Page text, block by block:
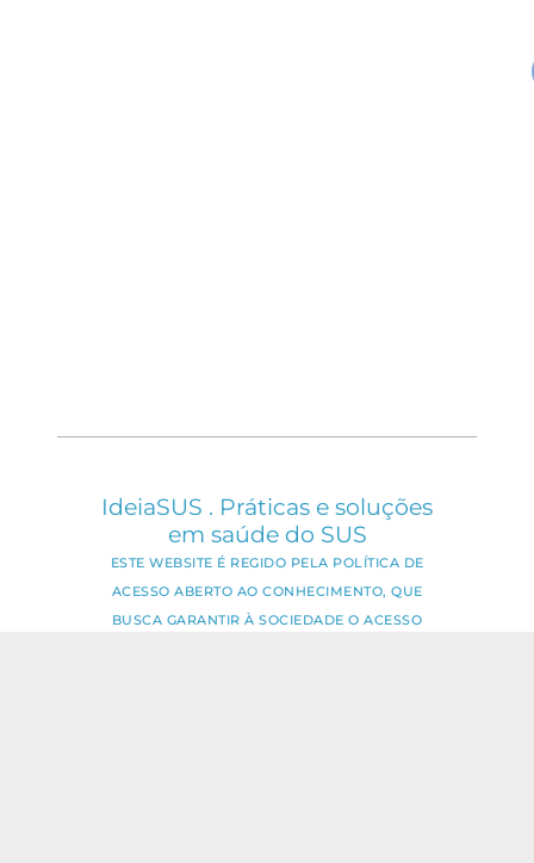
IdeiaSUS . Práticas e soluções
em saúde do SUS
ESTE WEBSITE É REGIDO PELA POLÍTICA DE
ACESSO ABERTO AO CONHECIMENTO, QUE
BUSCA GARANTIR À SOCIEDADE O ACESSO